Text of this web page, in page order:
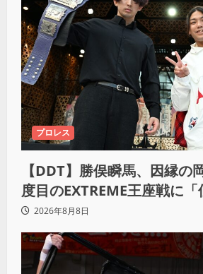
プロレス
【DDT】勝俣瞬馬、因縁の
度目のEXTREME王座戦に
谷英樹を引き出して獲りたい
2026年8月8日